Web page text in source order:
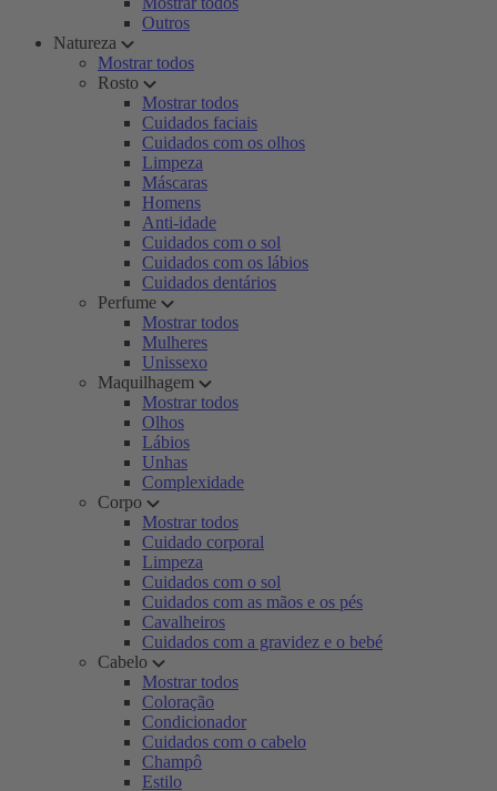
Outros
Natureza
Mostrar todos
Rosto
Mostrar todos
Cuidados faciais
Cuidados com os olhos
Limpeza
Máscaras
Homens
Anti-idade
Cuidados com o sol
Cuidados com os lábios
Cuidados dentários
Perfume
Mostrar todos
Mulheres
Unissexo
Maquilhagem
Mostrar todos
Olhos
Lábios
Unhas
Complexidade
Corpo
Mostrar todos
Cuidado corporal
Limpeza
Cuidados com o sol
Cuidados com as mãos e os pés
Cavalheiros
Cuidados com a gravidez e o bebé
Cabelo
Mostrar todos
Coloração
Condicionador
Cuidados com o cabelo
Champô
Estilo